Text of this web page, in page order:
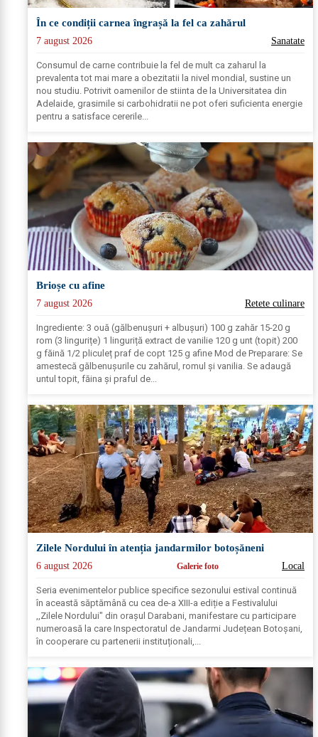
În ce condiții carnea îngrașă la fel ca zahărul
7 august 2026 Sanatate
Consumul de carne contribuie la fel de mult ca zaharul la
prevalenta tot mai mare a obezitatii la nivel mondial, sustine un
nou studiu. Potrivit oamenilor de stiinta de la Universitatea din
Adelaide, grasimile si carbohidratii ne pot oferi suficienta energie
pentru a satisface cererile...
Brioșe cu afine
7 august 2026 Retete culinare
Ingrediente: 3 ouă (gălbenușuri + albușuri) 100 g zahăr 15-20 g
rom (3 lingurițe) 1 linguriță extract de vanilie 120 g unt (topit) 200
g făină 1/2 pliculeț praf de copt 125 g afine Mod de Preparare: Se
amestecă gălbenușurile cu zahărul, romul și vanilia. Se adaugă
untul topit, făina și praful de...
Zilele Nordului în atenția jandarmilor botoșăneni
6 august 2026 Galerie foto Local
Seria evenimentelor publice specifice sezonului estival continuă
în această săptămână cu cea de-a XIII-a ediție a Festivalului
,,Zilele Nordului" din orașul Darabani, manifestare cu participare
numeroasă la care Inspectoratul de Jandarmi Județean Botoșani,
în cooperare cu partenerii instituționali,...